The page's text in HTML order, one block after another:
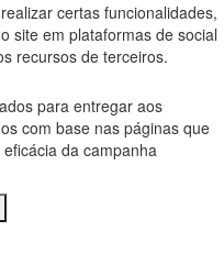
certas funcionalidades,
site em plataformas de social
recursos de terceiros.
para entregar aos
com base nas páginas que
da campanha